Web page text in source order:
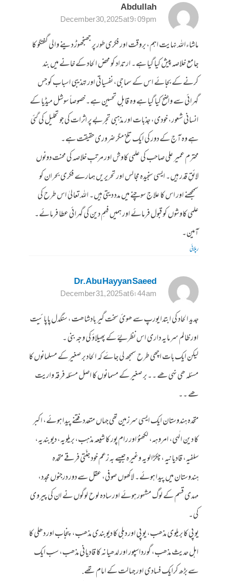
Abdullah
December 30, 2025 at 9:09 pm
ماشاءاللہ نہایت اہم، بروقت اور فکری طور پر جھنجھوڑ دینے والی گفتگو کا
جامع خلاصہ پیش کیا گیا ہے۔ ارتداد کو محض الحاد کے خانے میں بند
کرنے کے بجائے اس کے سماجی، نفسیاتی اور تہذیبی اسباب کو جس
گہرائی سے واضح کیا گیا ہے وہ قابلِ تحسین ہے۔ خصوصاً سوشل میڈیا کے
انسانی شعور، خودی، جذبات اور مذہبی تجربے پر اثرات کی جو تحلیل کی گئی
ہے وہ آج کے دور کی ایک تلخ مگر ضروری حقیقت ہے۔
محترم عمیر علی صاحب کی علمی کاوش اور مرتبِ خلاصہ کی محنت دونوں
لائقِ قدر ہیں۔ ایسی سنجیدہ مجالس اور تحریریں ہمارے فکری بحران کو
سمجھنے اور اس کا علاج سوچنے میں مدد دیتی ہیں۔ اللہ تعالیٰ اس طرح کی
علمی کاوشوں کو قبول فرمائے اور ہمیں فہمِ دین کی گہرائی عطا فرمائے۔
آمین۔
رپلائی
Dr.Abu Hayyan Saeed
December 31, 2025 at 6:44 am
جدید الحاد کی ابتدا یورپ سے ھوئ سخت گیر بادشاھت ، سنگدل پاپا ئیت
اور ظالم سرمایہ داری اس نظریۓ کے پھیلاؤ کی وجہ بنی ۔
لیکن ایک بات اچھی طرح سمجھ لی جاۓ کہ الحاد بر صغیر کے مسلمانوں کا
مسئلہ ھی نہی ھے ۔۔ بر صغیر کے مسمانوں کا اصل مسئلہ فرقہ واریت
ھے ۔۔
متحدہ ہندوستان ایک ایسی سرزمین تھی جہاں متعدد فتنے پیدا ہوئے، اکبر
کا دین الٰہی، امروہہ، لکھنؤ اور رام پور کا شیعہ مذہب، بریلویہ، دیوبندیہ،
سلفیہ، قادیانیہ ، چکڑالویہ وغیرہ جیسے بہ زعم خود جنّتی فرقے متحدہ
ہندوستان میں پیدا ہوئے۔ لاکھوں صوفی، عقل سے دور درجنوں مجدد،
مہدی قسم کے لوگ مشہور ہوئے اور سادہ لوح لوگوں نے ان کی پیروی
کی۔
یو پی کا بریلوی مذھب، یو پی اور دہلی کا دیوبندی مذھب، پنجاب اور دھلی کا
اہل حدیث مذھب، گورداسپور اور لدھیانہ کا قادیانی مذھب، سب ایک
سے بڑھ کرایک فسادی اور جہالت کے امام تھے.